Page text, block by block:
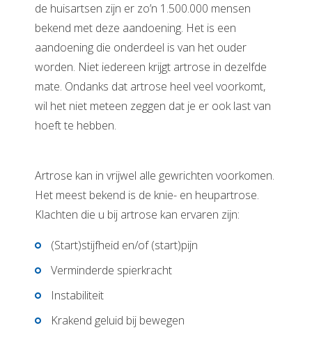
de huisartsen zijn er zo’n 1.500.000 mensen
bekend met deze aandoening. Het is een
aandoening die onderdeel is van het ouder
worden. Niet iedereen krijgt artrose in dezelfde
mate. Ondanks dat artrose heel veel voorkomt,
wil het niet meteen zeggen dat je er ook last van
hoeft te hebben.
Artrose kan in vrijwel alle gewrichten voorkomen.
Het meest bekend is de knie- en heupartrose.
Klachten die u bij artrose kan ervaren zijn:
(Start)stijfheid en/of (start)pijn
Verminderde spierkracht
Instabiliteit
Krakend geluid bij bewegen